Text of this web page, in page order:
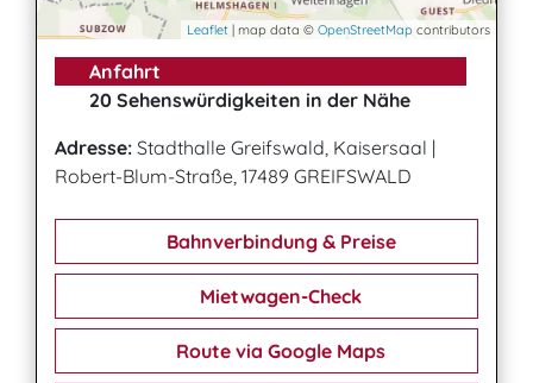
Leaflet | map data © OpenStreetMap contributors
Anfahrt
20 Sehenswürdigkeiten in der Nähe
Adresse: Stadthalle Greifswald, Kaisersaal |
Robert-Blum-Straße, 17489 GREIFSWALD
Bahnverbindung & Preise
Mietwagen-Check
Route via Google Maps